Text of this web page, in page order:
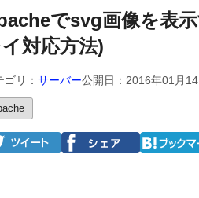
でsvg画像を表
対応方法)
ゴリ： サーバー公開日：2016年01月14